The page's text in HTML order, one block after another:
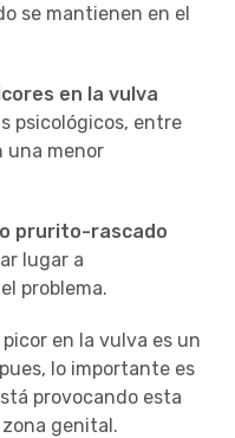
se mantienen en el
en la vulva
psicológicos, entre
una menor
prurito-rascado
lugar a
problema.
en la vulva es un
lo importante es
provocando esta
genital.